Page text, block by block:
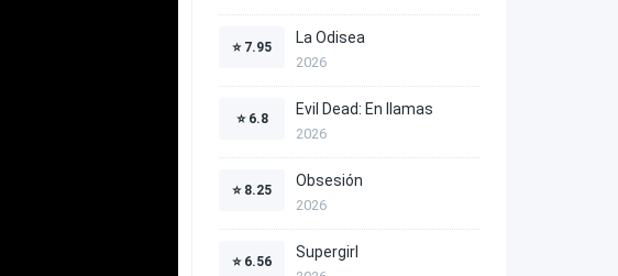
⭐ 7.95
La Odisea
2026
⭐ 6.8
Evil Dead: En llamas
2026
⭐ 8.25
Obsesión
2026
⭐ 6.56
Supergirl